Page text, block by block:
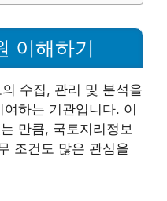
이해하기
수집, 관리 및 분석을
하는 기관입니다. 이
만큼, 국토지리정보
조건도 많은 관심을